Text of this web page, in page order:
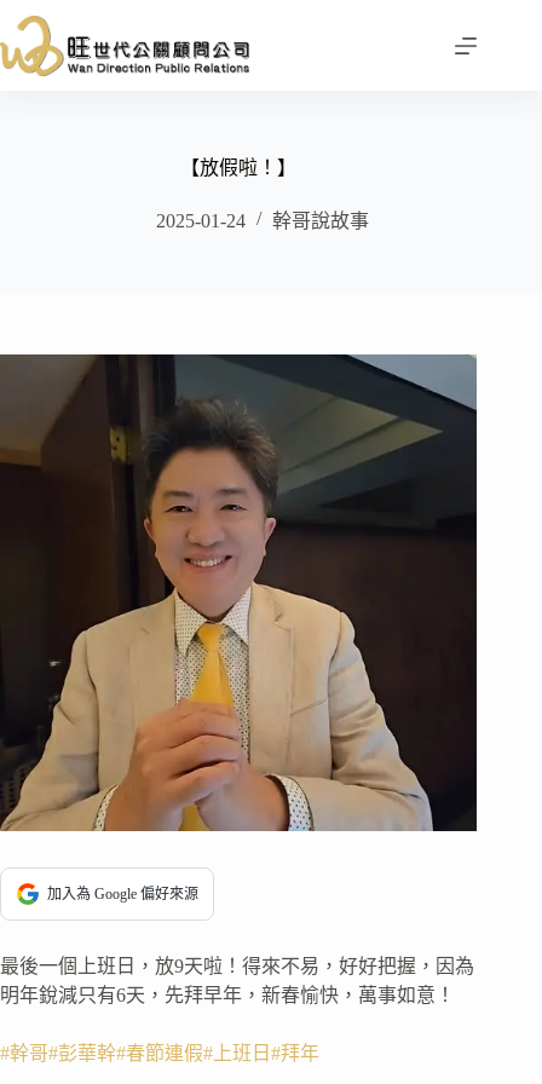
至
主
【放假啦！】
2025-01-24 幹哥說故事
加入為 Google 偏好來源
最後一個上班日，放9天啦！得來不易，好好把握，因為
明年銳減只有6天，先拜早年，新春愉快，萬事如意！
#幹哥#彭華幹#春節連假#上班日 #拜年